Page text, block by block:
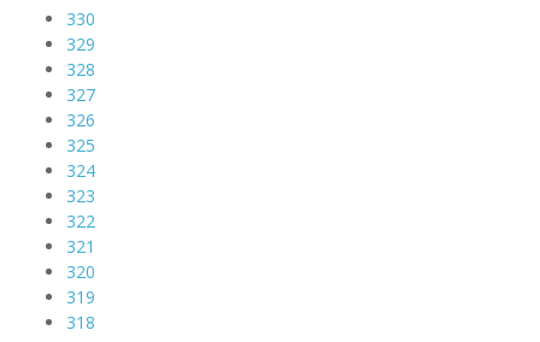
330
329
328
327
326
325
324
323
322
321
320
319
318